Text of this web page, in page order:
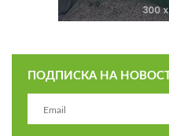
ПОДПИСКА НА